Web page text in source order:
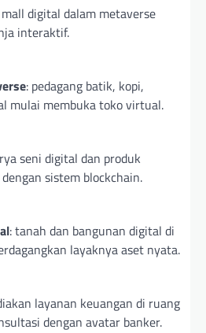
mall digital dalam metaverse
interaktif.
: pedagang batik, kopi,
mulai membuka toko virtual.
seni digital dan produk
sistem blockchain.
: tanah dan bangunan digital di
layaknya aset nyata.
layanan keuangan di ruang
dengan avatar banker.